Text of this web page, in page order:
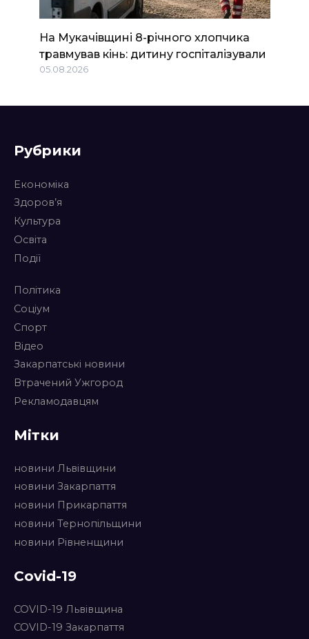
На Мукачівщині 8-річного хлопчика
травмував кінь: дитину госпіталізували
05.08.2026
Рубрики
Економіка
Здоров’я
Культура
Освіта
Події
Політика
Соціум
Спорт
Відео
Закарпатські новини
Втрачений Ужгород
Рекламодавцям
Мітки
новини Львівщини
новини Закарпаття
новини Прикарпаття
новини Тернопільщини
новини Рівненщини
Covid-19
COVID-19 Львівщина
COVID-19 Закарпаття